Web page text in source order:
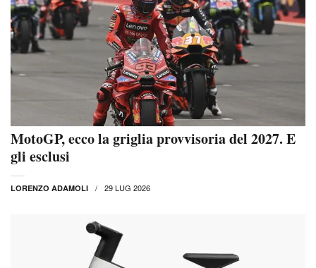
MotoGP, ecco la griglia provvisoria del 2027. E
gli esclusi
LORENZO ADAMOLI 29 LUG 2026